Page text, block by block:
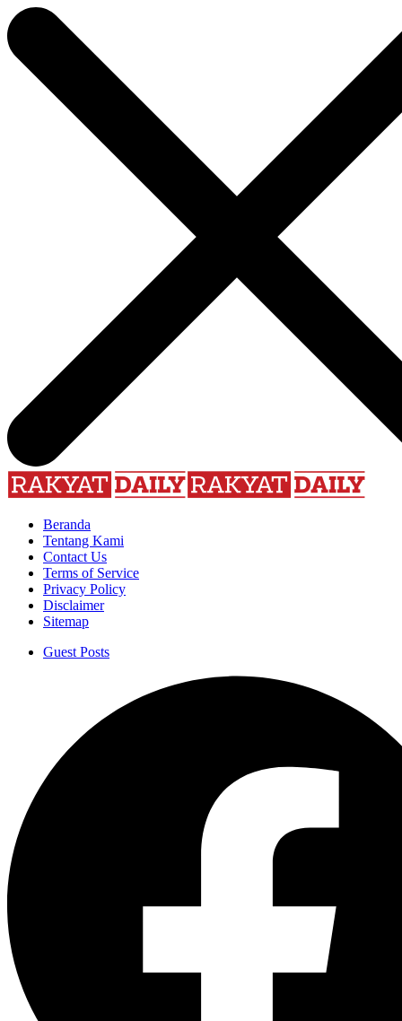
Beranda
Tentang Kami
Contact Us
Terms of Service
Privacy Policy
Disclaimer
Sitemap
Guest Posts